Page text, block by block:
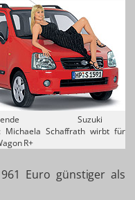
Suzuki
Michaela Schaffrath wirbt für
R+
Euro günstiger als